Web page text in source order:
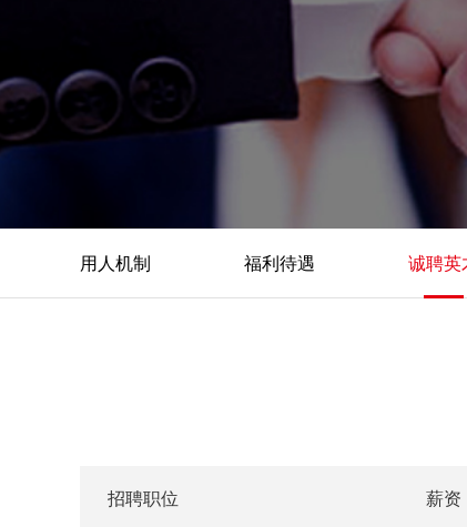
用人机制 福利待遇 诚聘英
招聘职位 薪资